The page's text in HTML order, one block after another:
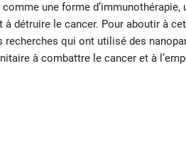
une forme d’immunothérapie,
détruire le cancer. Pour aboutir à
qui ont utilisé des
à combattre le cancer et à